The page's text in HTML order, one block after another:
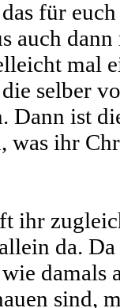
für
auch
mal
selber
Dann ist
was ihr
ihr
da.
damals
sind,